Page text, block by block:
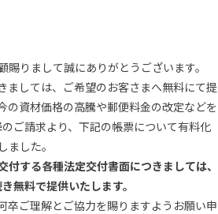
りまして誠にありがとうございます。
ましては、ご希望のお客さまへ無料にて提
の資材価格の高騰や郵便料金の改定などを
ご請求より、下記の帳票について有料化
ました。
付する各種法定交付書面につきましては、
無料で提供いたします。
卒ご理解とご協力を賜りますようお願い申